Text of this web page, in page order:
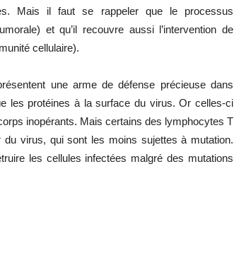
Mais il faut se rappeler que le processus
et qu’il recouvre aussi l’intervention de
cellulaire).
une arme de défense précieuse dans
les protéines à la surface du virus. Or celles-ci
inopérants. Mais certains des lymphocytes T
du virus, qui sont les moins sujettes à mutation.
les cellules infectées malgré des mutations